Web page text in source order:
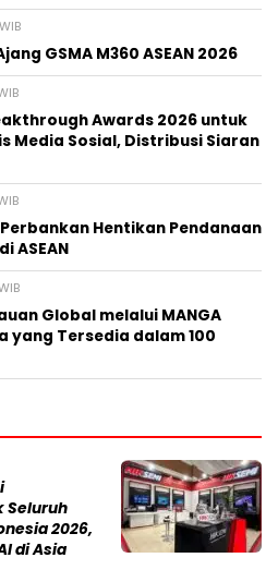
GSMA M360 ASEAN 2026
Awards 2026 untuk
Media Sosial, Distribusi Siaran
Hentikan Pendanaan
ASEAN
Global melalui MANGA
yang Tersedia dalam 100
Seluruh
2026,
di Asia